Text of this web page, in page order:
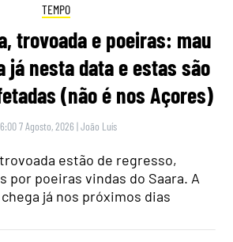
TEMPO
trovoada e poeiras: mau
já nesta data e estas são
(não é nos Açores)
7 Agosto, 2026 |João Luís
estão de regresso,
por poeiras vindas do Saara. A
já nos próximos dias